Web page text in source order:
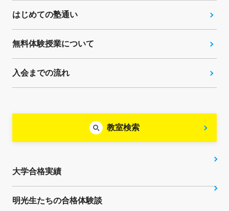
はじめての塾通い
無料体験授業について
入会までの流れ
教室検索
大学合格実績
明光生たちの合格体験談